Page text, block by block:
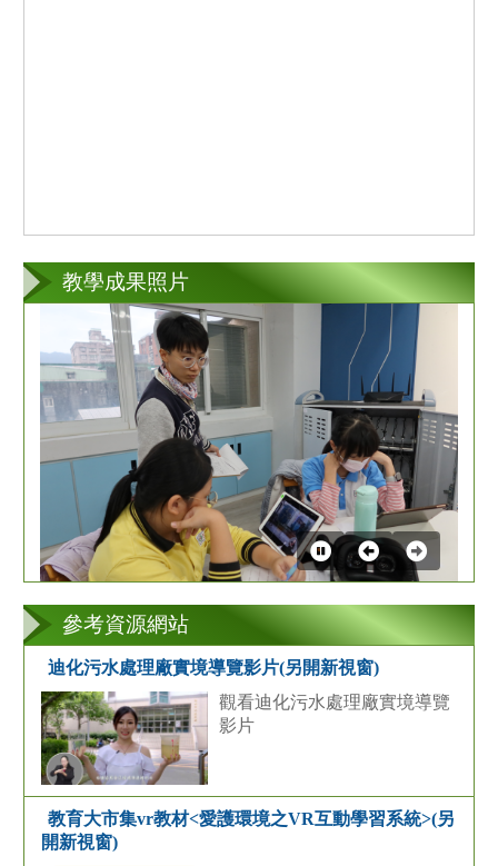
教學成果照片
3
張
參考資源網站
迪化污水處理廠實境導覽影片(另開新視窗)
觀看迪化污水處理廠實境導覽
影片
教育大市集vr教材<愛護環境之VR互動學習系統>(另
開新視窗)